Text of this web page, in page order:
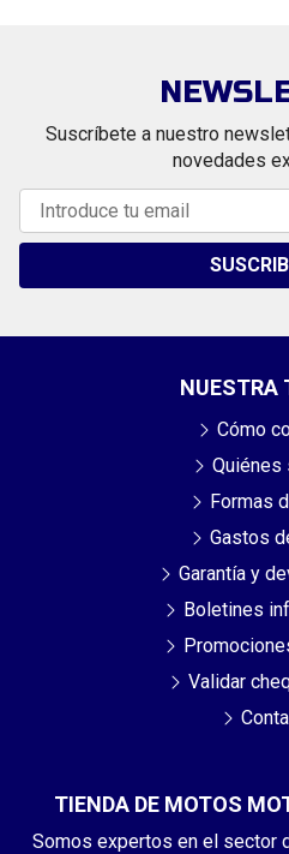
Suscríbete a nuestro
novedades
TIENDA DE MOTOS
Somos expertos en el sector
NUESTRA
Cómo
Quiénes
Formas
Gastos
Garantía y
Boletines
Validar